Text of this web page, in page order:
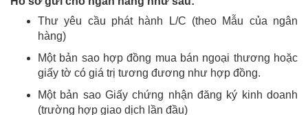
Thư yêu cầu phát hành L/C (theo Mẫu của ngân
hàng)
Một bản sao hợp đồng mua bán ngoại thương hoặc
giấy tờ có giá trị tương đương như hợp đồng.
Một bản sao Giấy chứng nhận đăng ký kinh doanh
(trường hợp giao dịch lần đầu)